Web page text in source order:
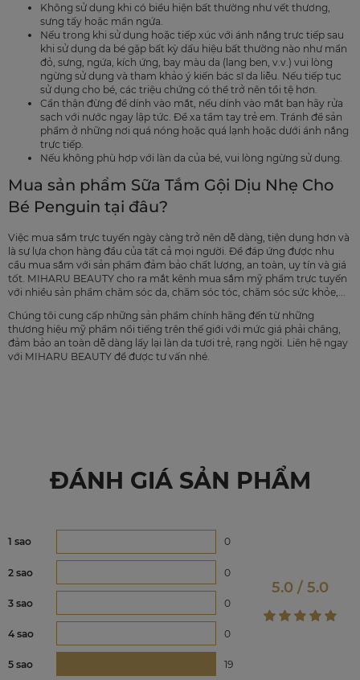
Không sử dụng khi có biểu hiện bất thường như vết thương,
sưng tấy hoặc mẩn ngứa.
Nếu trong khi sử dụng hoặc tiếp xúc với ánh nắng trực tiếp sau
khi sử dụng da bé gặp bất kỳ dấu hiệu bất thường nào như mẩn
đỏ, sưng, ngứa, kích ứng, bay màu da (lang ben, v.v.) vui lòng
ngừng sử dụng và tham khảo ý kiến bác sĩ da liễu. Nếu tiếp tục
sử dụng cho bé, các triệu chứng có thể trở nên tồi tệ hơn.
Cẩn thận đừng để dính vào mắt, nếu dính vào mắt bạn hãy rửa
sạch với nước ngay lập tức. Để xa tầm tay trẻ em. Tránh để sản
phẩm ở những nơi quá nóng hoặc quá lạnh hoặc dưới ánh nắng
trực tiếp.
Nếu không phù hợp với làn da của bé, vui lòng ngừng sử dụng.
Mua sản phẩm Sữa Tắm Gội Dịu Nhẹ Cho
Bé Penguin tại đâu?
Việc mua sắm trực tuyến ngày càng trở nên dễ dàng, tiện dụng hơn và
là sự lựa chọn hàng đầu của tất cả mọi người. Để đáp ứng được nhu
cầu mua sắm với sản phẩm đảm bảo chất lượng, an toàn, uy tín và giá
tốt. MIHARU BEAUTY cho ra mắt kênh mua sắm mỹ phẩm trực tuyến
với nhiều sản phẩm chăm sóc da, chăm sóc tóc, chăm sóc sức khỏe,...
Chúng tôi cung cấp những sản phẩm chính hãng đến từ những
thương hiệu mỹ phẩm nổi tiếng trên thế giới với mức giá phải chăng,
đảm bảo an toàn dễ dàng lấy lại làn da tươi trẻ, rạng ngời. Liên hệ ngay
với MIHARU BEAUTY để được tư vấn nhé.
ĐÁNH GIÁ SẢN PHẨM
1 sao 0
2 sao 0
3 sao 0
4 sao 0
5 sao 19
5.0 / 5.0